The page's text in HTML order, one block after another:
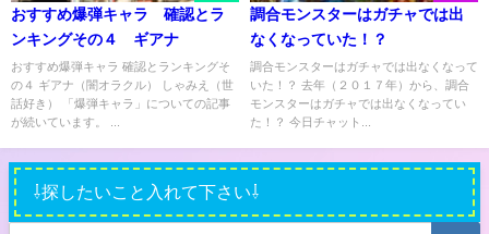
おすすめ爆弾キャラ 確認とラ
ンキングその４ ギアナ
おすすめ爆弾キャラ 確認とランキングそ
の４ ギアナ（闇オラクル） しゃみえ（世
話好き） 「爆弾キャラ」についての記事
が続いています。 ...
調合モンスターはガチャでは出
なくなっていた！？
調合モンスターはガチャでは出なくなって
いた！？ 去年（２０１７年）から、調合
モンスターはガチャでは出なくなってい
た！？ 今日チャット...
⇩探したいこと入れて下さい⇩